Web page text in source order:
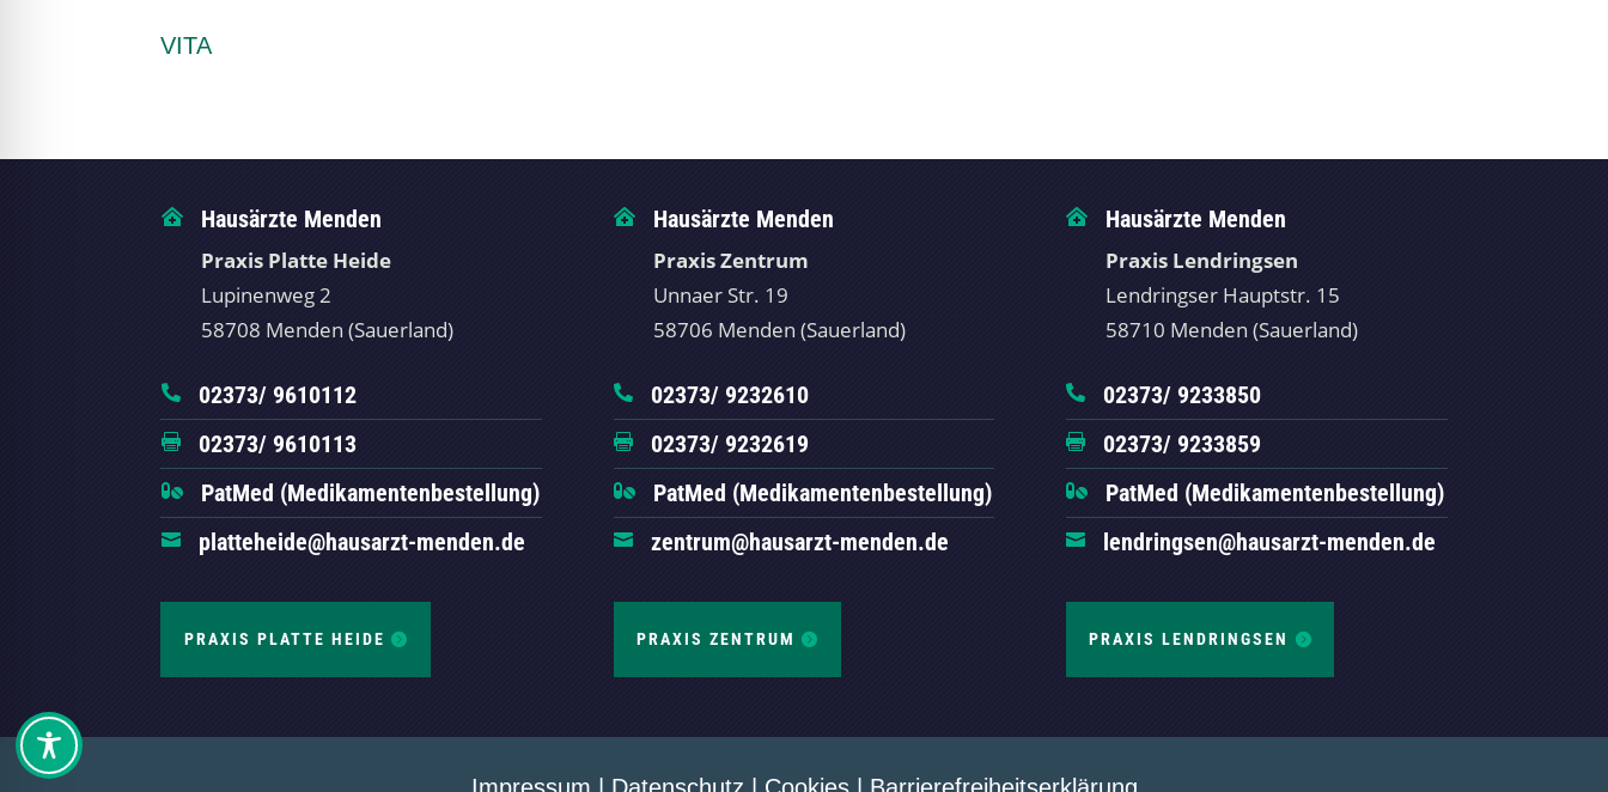
VITA
 Hausärzte Menden
Praxis Platte Heide
Lupinenweg 2
58708 Menden (Sauerland)
 02373/ 9610112
 02373/ 9610113
 PatMed (Medikamentenbestellung)
 platteheide@hausarzt-menden.de
PRAXIS PLATTE HEIDE
 Hausärzte Menden
Praxis Zentrum
Unnaer Str. 19
58706 Menden (Sauerland)
 02373/ 9232610
 02373/ 9232619
 PatMed (Medikamentenbestellung)
 zentrum@hausarzt-menden.de
PRAXIS ZENTRUM
 Hausärzte Menden
Praxis Lendringsen
Lendringser Hauptstr. 15
58710 Menden (Sauerland)
 02373/ 9233850
 02373/ 9233859
 PatMed (Medikamentenbestellung)
 lendringsen@hausarzt-menden.de
PRAXIS LENDRINGSEN
Impressum | Datenschutz | Cookies| Barrierefreiheitserklärung